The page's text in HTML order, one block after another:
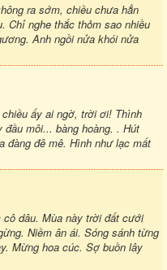
ra sớm, chiều chưa hẳn
Chỉ nghe thắc thỏm sao nhiều
Anh ngồi nửa khói nửa
ấy ai ngờ, trời ơi! Thình
môi... bàng hoàng. . Hút
đàng đê mê. Hình như lạc mất
dâu. Mùa này trời đất cưới
Niềm ân ái. Sóng sánh từng
Mừng hoa cúc. Sợ buồn lây